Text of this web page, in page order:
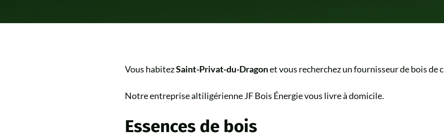
Vous habitezSaint-Privat-du-Dragonet vous recherchez un fournisseur de bois de
Notre entreprise altiligérienne JF Bois Énergie vous livre à domicile.
Essences de bois